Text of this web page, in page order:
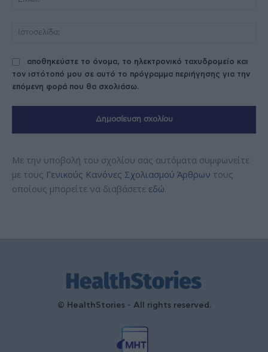
αποθηκεύστε το όνομα, το ηλεκτρονικό ταχυδρομείο και
τον ιστότοπό μου σε αυτό το πρόγραμμα περιήγησης για την
επόμενη φορά που θα σχολιάσω.
Με την υποβολή του σχολίου σας αυτόματα συμφωνείτε
με τους Γενικούς Κανόνες Σχολιασμού Άρθρων τους
οποίους μπορείτε να διαβάσετε εδώ.
© HealthStories - All rights reserved.